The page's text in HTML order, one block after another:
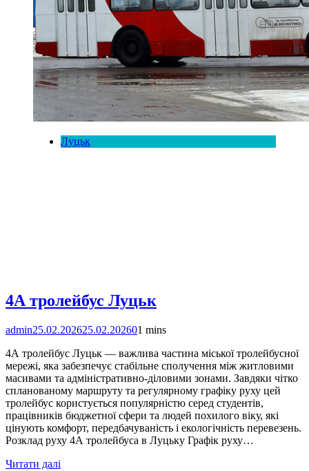
Луцьк
4А тролейбус Луцьк
admin25.02.202625.02.202601 mins
4А тролейбус Луцьк — важлива частина міської тролейбусної
мережі, яка забезпечує стабільне сполучення між житловими
масивами та адміністративно-діловими зонами. Завдяки чітко
спланованому маршруту та регулярному графіку руху цей
тролейбус користується популярністю серед студентів,
працівників бюджетної сфери та людей похилого віку, які
цінують комфорт, передбачуваність і екологічність перевезень.
Розклад руху 4А тролейбуса в Луцьку Графік руху…
Читати далі